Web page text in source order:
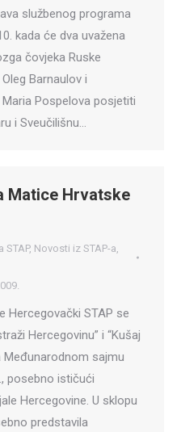
službenog programa
kada će dva uvažena
čovjeka Ruske
Barnaulov i
Pospelova posjetiti
i Sveučilišnu…
Matice Hrvatske
STAP, Novosti iz STAP-a,
Hercegovački STAP se
Hercegovinu” i “Kušaj
Međunarodnom sajmu
posebno ističući
Hercegovine. U sklopu
predstavila